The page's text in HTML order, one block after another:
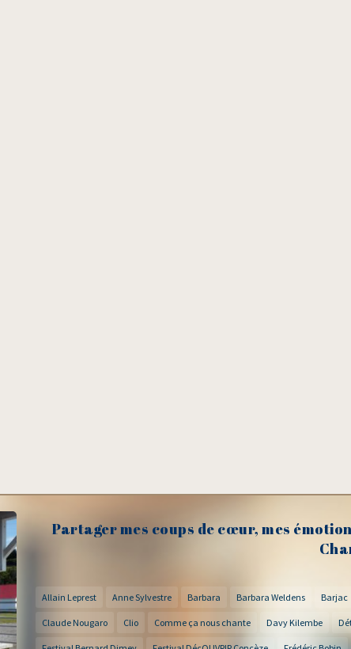
Partager mes coups de cœur, mes
Allain Leprest Anne Sylvestre Barbara Barbara Weldens Barjac
Claude Nougaro Clio Comme ça nous chante Davy Kilembe